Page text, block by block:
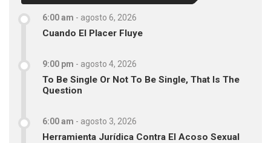
6:00 am - agosto 6, 2026
Cuando El Placer Fluye
9:00 pm - agosto 4, 2026
To Be Single Or Not To Be Single, That Is The
Question
6:00 am - agosto 3, 2026
Herramienta Jurídica Contra El Acoso Sexual